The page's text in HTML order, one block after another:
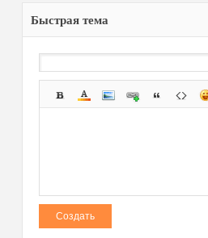
Быстрая тема
Создать